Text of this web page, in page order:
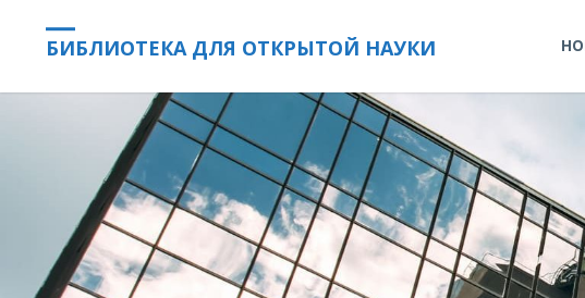
БИБЛИОТЕКА ДЛЯ ОТКРЫТОЙ НАУКИ